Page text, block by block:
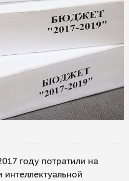
году потратили на